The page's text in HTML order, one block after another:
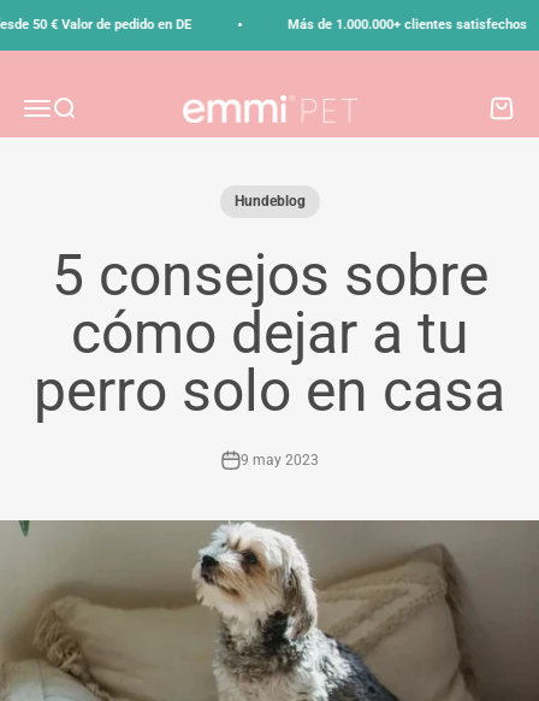
50 € Valor de pedido en DE Más de 1.000.000+ clientes satisfechos
MenúBuscar emmi-pet Carrito
Hundeblog
5 consejos sobre
cómo dejar a tu
perro solo en casa
9 may 2023